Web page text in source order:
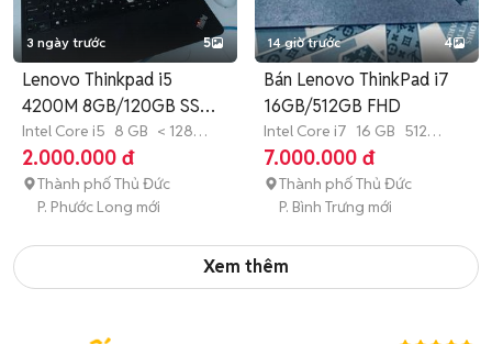
3 ngày trước 5
Lenovo Thinkpad i5
4200M 8GB/120GB SSD
Đen
Intel Core i5 8 GB < 128
GB SSD
2.000.000 đ
Thành phố Thủ Đức
P. Phước Long mới
14 giờ trước 4
Bán Lenovo ThinkPad i7
16GB/512GB FHD
Intel Core i7 16 GB 512
GB SSD
7.000.000 đ
Thành phố Thủ Đức
P. Bình Trưng mới
Xem thêm